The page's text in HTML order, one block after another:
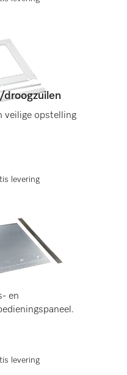
veilige opstelling
levering
en
levering